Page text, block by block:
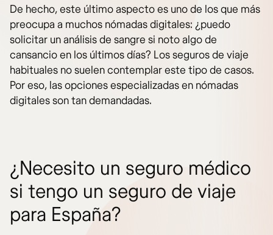
De hecho, este último aspecto es uno de los que más
preocupa a muchos nómadas digitales: ¿puedo
solicitar un análisis de sangre si noto algo de
cansancio en los últimos días? Los seguros de viaje
habituales no suelen contemplar este tipo de casos.
Por eso, las opciones especializadas en nómadas
digitales son tan demandadas.
¿Necesito un seguro médico
si tengo un seguro de viaje
para España?